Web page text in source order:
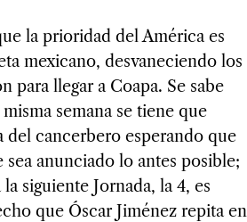
la prioridad del América es
mexicano, desvaneciendo los
para llegar a Coapa. Se sabe
semana se tiene que
del cancerbero esperando que
sea anunciado lo antes posible;
siguiente Jornada, la 4, es
que Óscar Jiménez repita en